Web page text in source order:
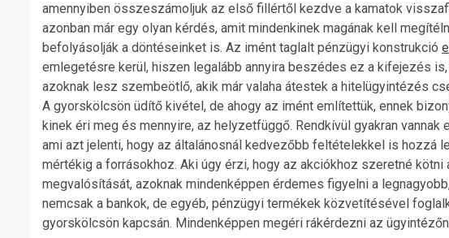
amennyiben összeszámoljuk az első fillértől kezdve a kamatok
azonban már egy olyan kérdés, amit mindenkinek magának kell
befolyásolják a döntéseinket is. Az imént taglalt pénzügyi konstrukció
emlegetésre kerül, hiszen legalább annyira beszédes ez a kifejezés
azoknak lesz szembeötlő, akik már valaha átestek a hitelügyintézés
A gyorskölcsön üdítő kivétel, de ahogy az imént említettük, ennek
kinek éri meg és mennyire, az helyzetfüggő. Rendkívül gyakran
ami azt jelenti, hogy az általánosnál kedvezőbb feltételekkel is hozzá
mértékig a forrásokhoz. Aki úgy érzi, hogy az akciókhoz szeretné kötni
megvalósítását, azoknak mindenképpen érdemes figyelni a
nemcsak a bankok, de egyéb, pénzügyi termékek közvetítésével
gyorskölcsön kapcsán. Mindenképpen megéri rákérdezni az